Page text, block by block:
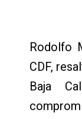
Rodolfo
CDF,
Baja